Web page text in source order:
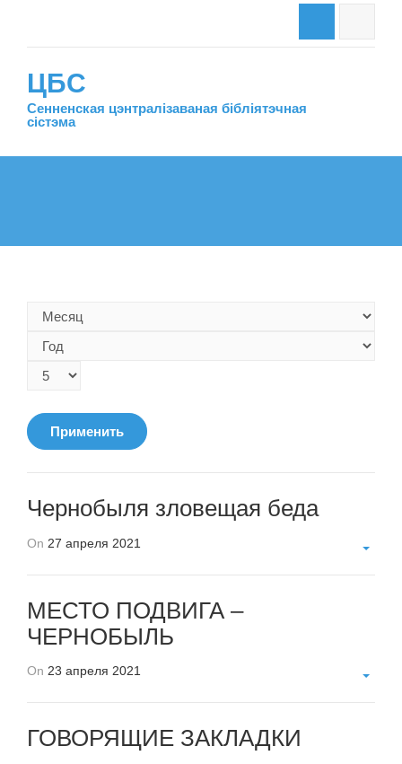
ЦБС
Сенненская цэнтралiзаваная бiблiятэчная
сiстэма
Применить
Чернобыля зловещая беда
On 27 апреля 2021
МЕСТО ПОДВИГА –
ЧЕРНОБЫЛЬ
On 23 апреля 2021
ГОВОРЯЩИЕ ЗАКЛАДКИ